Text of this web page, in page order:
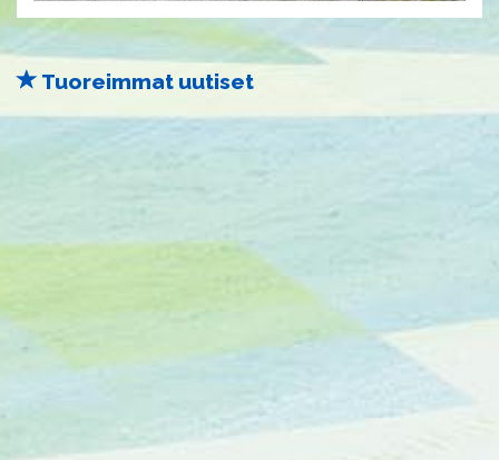
Tuoreimmat uutiset